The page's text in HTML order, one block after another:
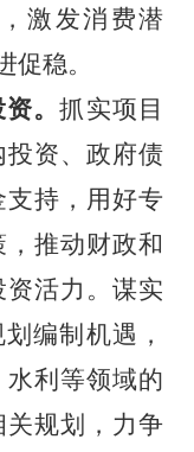
激发消费潜
稳。
资。抓实项目
资、政府债
持，用好专
推动财政和
活力。谋实
编制机遇，
利等领域的
规划，力争